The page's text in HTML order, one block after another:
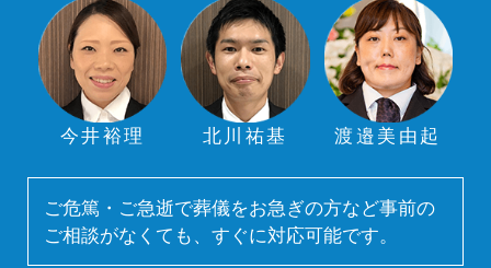
今井裕理 北川祐基 渡邉美由起
ご危篤・ご急逝で葬儀をお急ぎの方など事前の
ご相談がなくても、すぐに対応可能です。